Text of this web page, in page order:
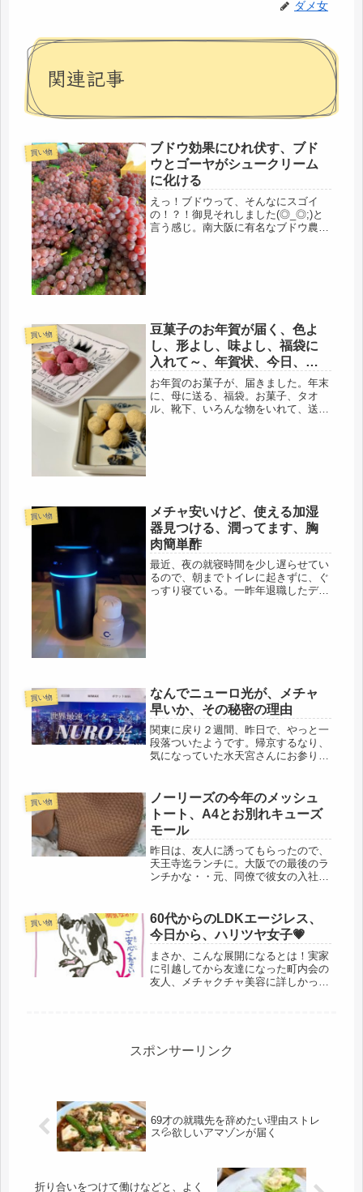
ダメ女
関連記事
買い物
ブドウ効果にひれ伏す、ブド
ウとゴーヤがシュークリーム
に化ける
えっ！ブドウって、そんなにスゴイ
の！？！御見それしました(◎_◎;)と
言う感じ。南大阪に有名なブドウ農家
買い物
豆菓子のお年賀が届く、色よ
し、形よし、味よし、福袋に
入れて～、年賀状、今日、書
くぞ
お年賀のお菓子が、届きました。年末
に、母に送る、福袋。お菓子、タオ
ル、靴下、いろんな物をいれて、送っ
買い物
メチャ安いけど、使える加湿
器見つける、潤ってます、胸
肉簡単酢
最近、夜の就寝時間を少し遅らせてい
るので、朝までトイレに起きずに、ぐ
っすり寝ている。一昨年退職したデス
買い物
なんでニューロ光が、メチャ
早いか、その秘密の理由
関東に戻り２週間、昨日で、やっと一
段落ついたようです。帰京するなり、
気になっていた水天宮さんにお参りに
で、あっと言う間の２週間でした。娘
にも、保険証券を引き継いたり、エン
デ...
買い物
ノーリーズの今年のメッシュ
トート、A4とお別れキューズ
モール
昨日は、友人に誘ってもらったので、
天王寺迄ランチに。大阪での最後のラ
ンチかな・・元、同僚で彼女の入社時
も、いつもメールをくれていた友人。
その当時は、２才年下でも、もう今と
な...
買い物
60代からのLDKエージレス、
今日から、ハリツヤ女子💗
まさか、こんな展開になるとは！実家
に引越してから友達になった町内会の
友人、メチャクチャ美容に詳しかった
シャ...
スポンサーリンク
69才の就職先を辞めたい理由ストレ
ス💦欲しいアマゾンが届く
折り合いをつけて働けなどと、よく